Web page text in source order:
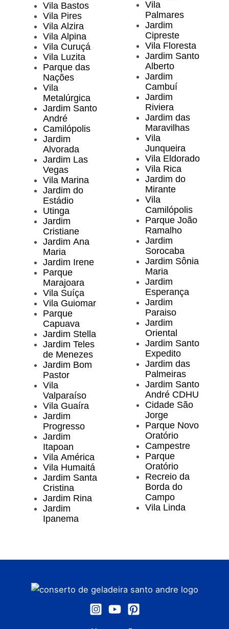
Vila Bastos
Vila Pires
Vila Alzira
Vila Alpina
Vila Curuçá
Vila Luzita
Parque das
Nações
Vila
Metalúrgica
Jardim Santo
André
Camilópolis
Jardim
Alvorada
Jardim Las
Vegas
Vila Marina
Jardim do
Estádio
Utinga
Jardim
Cristiane
Jardim Ana
Maria
Jardim Irene
Parque
Marajoara
Vila Suíça
Vila Guiomar
Parque
Capuava
Jardim Stella
Jardim Teles
de Menezes
Jardim Bom
Pastor
Vila
Valparaíso
Vila Guaíra
Jardim
Progresso
Jardim
Itapoan
Vila América
Vila Humaitá
Jardim Santa
Cristina
Jardim Rina
Jardim
Ipanema
Vila
Palmares
Jardim
Cipreste
Vila Floresta
Jardim Santo
Alberto
Jardim
Cambuí
Jardim
Riviera
Jardim das
Maravilhas
Vila
Junqueira
Vila Eldorado
Vila Rica
Jardim do
Mirante
Vila
Camilópolis
Parque João
Ramalho
Jardim
Sorocaba
Jardim Sônia
Maria
Jardim
Esperança
Jardim
Paraiso
Jardim
Oriental
Jardim Santo
Expedito
Jardim das
Palmeiras
Jardim Santo
André CDHU
Cidade São
Jorge
Parque Novo
Oratório
Campestre
Parque
Oratório
Recreio da
Borda do
Campo
Vila Linda